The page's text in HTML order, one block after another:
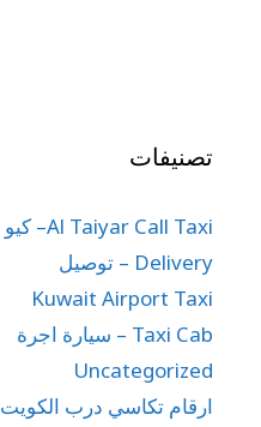
تصنيفات
Al Taiyar Call Taxi– كيو تاكسي
Delivery – توصيل
Kuwait Airport Taxi
Taxi Cab – سيارة اجرة
Uncategorized
ارقام تكاسي درب الكويت